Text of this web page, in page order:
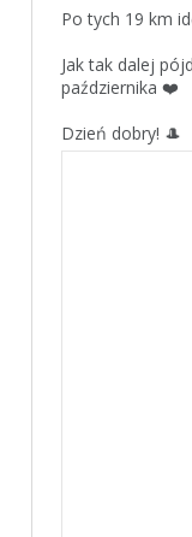
Po tych 19 km
Jak tak dalej
października ❤️
Dzień dobry! 🎩